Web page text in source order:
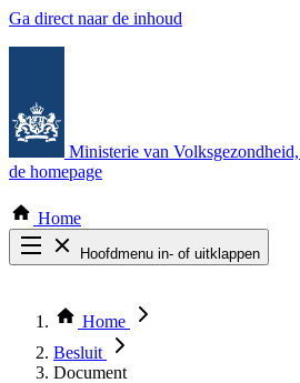
Ga direct naar de inhoud
Ministerie van
de homepage
Home
Hoofdmenu in- of uitklappen
Thema COVID-19
Bekijk per bestuursorgaan
Home
Besluit
Document